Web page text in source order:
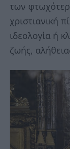
των
χριστιανική
ιδεολογία ή
ζωής,